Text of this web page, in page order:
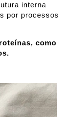
interna
por processos
como